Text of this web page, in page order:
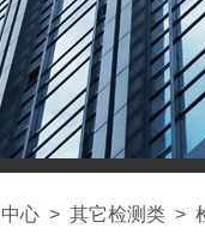
中心 > 其它检测类 >